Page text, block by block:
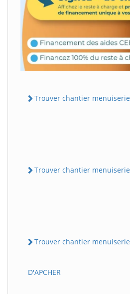
Trouver chantier menuiserie
Trouver chantier menuiserie
Trouver chantier menuiserie
D'APCHER